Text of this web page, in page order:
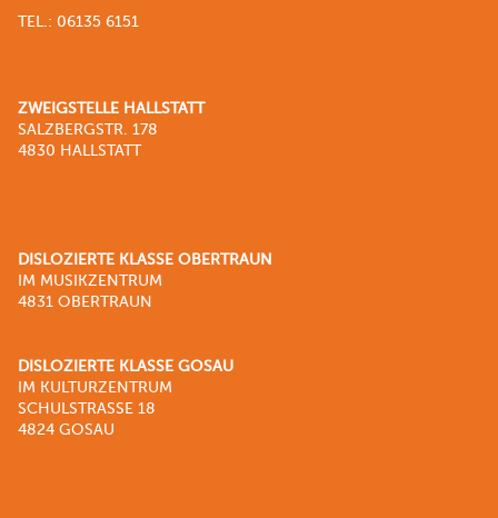
TEL.: 06135 6151
ZWEIGSTELLE HALLSTATT
SALZBERGSTR. 178
4830 HALLSTATT
DISLOZIERTE KLASSE OBERTRAUN
IM MUSIKZENTRUM
4831 OBERTRAUN
DISLOZIERTE KLASSE GOSAU
IM KULTURZENTRUM
SCHULSTRASSE 18
4824 GOSAU